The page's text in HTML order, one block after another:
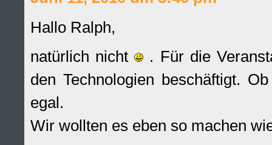
Hallo Ralph,
natürlich nicht
. Für die
den Technologien beschäftigt.
egal.
Wir wollten es eben so machen